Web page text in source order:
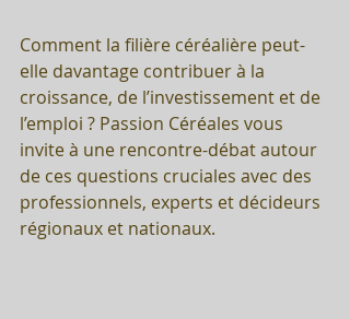
Comment la filière céréalière peut-
elle davantage contribuer à la
croissance, de l’investissement et de
l’emploi ? Passion Céréales vous
invite à une rencontre-débat autour
de ces questions cruciales avec des
professionnels, experts et décideurs
régionaux et nationaux.